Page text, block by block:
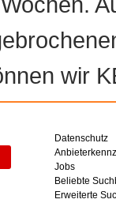
wir
Datenschutz
Jobs
Beliebte
Erweiterte